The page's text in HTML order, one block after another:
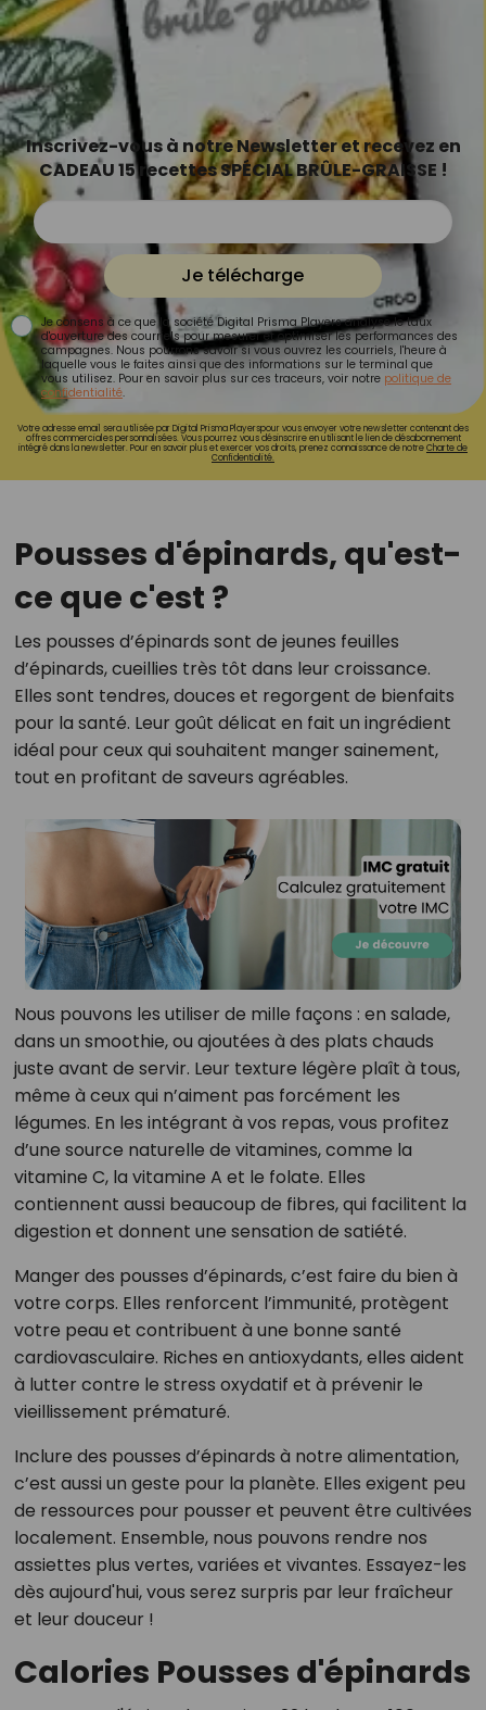
Inscrivez-vous à notre Newsletter et recevez en
CADEAU 15 recettes SPÉCIAL BRÛLE-GRAISSE !
Je télécharge
Je consens à ce que la société Digital Prisma Players analyse le taux
d'ouverture des courriels pour mesurer et optimiser les performances des
campagnes. Nous pourrons savoir si vous ouvrez les courriels, l'heure à
laquelle vous le faites ainsi que des informations sur le terminal que
vous utilisez. Pour en savoir plus sur ces traceurs, voir notre politique de
confidentialité.
Votre adresse email sera utilisée par Digital Prisma Playerspour vous envoyer votre newsletter contenant des
offres commerciales personnalisées. Vous pourrez vous désinscrire en utilisant le lien de désabonnement
intégré dans la newsletter. Pour en savoir plus et exercer vos droits, prenez connaissance de notreCharte de
Confidentialité.
Pousses d'épinards, qu'est-
ce que c'est ?
Les pousses d’épinards sont de jeunes feuilles
d’épinards, cueillies très tôt dans leur croissance.
Elles sont tendres, douces et regorgent de bienfaits
pour la santé. Leur goût délicat en fait un ingrédient
idéal pour ceux qui souhaitent manger sainement,
tout en profitant de saveurs agréables.
Nous pouvons les utiliser de mille façons : en salade,
dans un smoothie, ou ajoutées à des plats chauds
juste avant de servir. Leur texture légère plaît à tous,
même à ceux qui n’aiment pas forcément les
légumes. En les intégrant à vos repas, vous profitez
d’une source naturelle de vitamines, comme la
vitamine C, la vitamine A et le folate. Elles
contiennent aussi beaucoup de fibres, qui facilitent la
digestion et donnent une sensation de satiété.
Manger des pousses d’épinards, c’est faire du bien à
votre corps. Elles renforcent l’immunité, protègent
votre peau et contribuent à une bonne santé
cardiovasculaire. Riches en antioxydants, elles aident
à lutter contre le stress oxydatif et à prévenir le
vieillissement prématuré.
Inclure des pousses d’épinards à notre alimentation,
c’est aussi un geste pour la planète. Elles exigent peu
de ressources pour pousser et peuvent être cultivées
localement. Ensemble, nous pouvons rendre nos
assiettes plus vertes, variées et vivantes. Essayez-les
dès aujourd'hui, vous serez surpris par leur fraîcheur
et leur douceur !
Calories Pousses d'épinards